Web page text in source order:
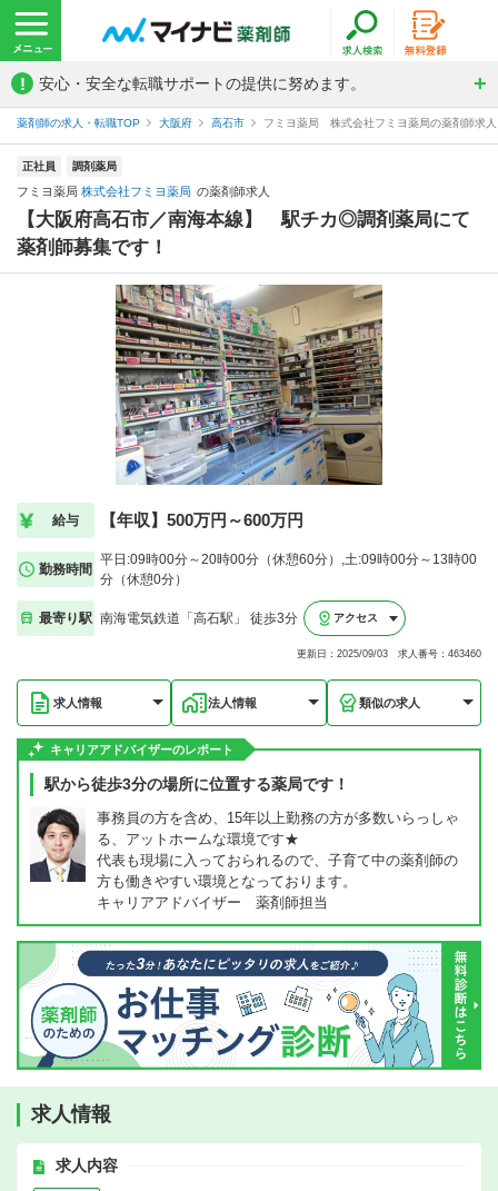
! 安心・安全な転職サポートの提供に努めます。
薬剤師の求人・転職TOP 大阪府 高石市 フミヨ薬局 株式会社フミヨ薬局の薬剤師求人
正社員 調剤薬局
フミヨ薬局 株式会社フミヨ薬局 の薬剤師求人
【大阪府高石市／南海本線】 駅チカ◎調剤薬局にて
薬剤師募集です！
給与 【年収】500万円～600万円
勤務時間
平日:09時00分～20時00分（休憩60分）,土:09時00分～13時00
分（休憩0分）
最寄り駅 南海電気鉄道「高石駅」 徒歩3分 アクセス
更新日：2025/09/03 求人番号：463460
求人情報 法人情報 類似の求人
キャリアアドバイザーのレポート
駅から徒歩3分の場所に位置する薬局です！
事務員の方を含め、15年以上勤務の方が多数いらっしゃ
る、アットホームな環境です★
代表も現場に入っておられるので、子育て中の薬剤師の
方も働きやすい環境となっております。
キャリアアドバイザー 薬剤師担当
求人情報
求人内容